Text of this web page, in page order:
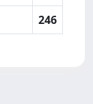
246